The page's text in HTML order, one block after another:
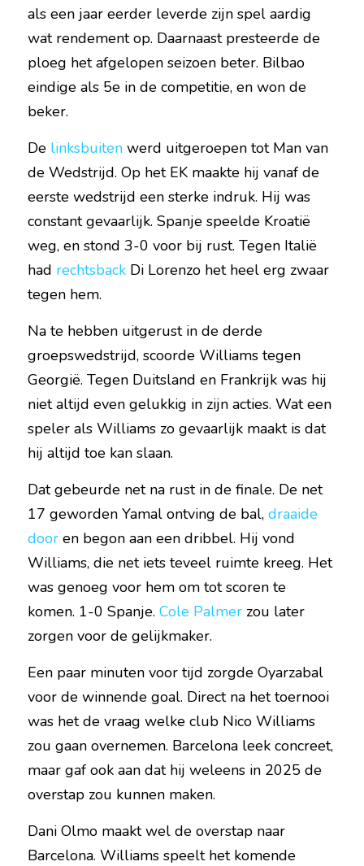
als een jaar eerder leverde zijn spel aardig
wat rendement op. Daarnaast presteerde de
ploeg het afgelopen seizoen beter. Bilbao
eindige als 5e in de competitie, en won de
beker.
De linksbuiten werd uitgeroepen tot Man van
de Wedstrijd. Op het EK maakte hij vanaf de
eerste wedstrijd een sterke indruk. Hij was
constant gevaarlijk. Spanje speelde Kroatië
weg, en stond 3-0 voor bij rust. Tegen Italië
had rechtsback Di Lorenzo het heel erg zwaar
tegen hem.
Na te hebben uitgerust in de derde
groepswedstrijd, scoorde Williams tegen
Georgië. Tegen Duitsland en Frankrijk was hij
niet altijd even gelukkig in zijn acties. Wat een
speler als Williams zo gevaarlijk maakt is dat
hij altijd toe kan slaan.
Dat gebeurde net na rust in de finale. De net
17 geworden Yamal ontving de bal, draaide
door en begon aan een dribbel. Hij vond
Williams, die net iets teveel ruimte kreeg. Het
was genoeg voor hem om tot scoren te
komen. 1-0 Spanje. Cole Palmer zou later
zorgen voor de gelijkmaker.
Een paar minuten voor tijd zorgde Oyarzabal
voor de winnende goal. Direct na het toernooi
was het de vraag welke club Nico Williams
zou gaan overnemen. Barcelona leek concreet,
maar gaf ook aan dat hij weleens in 2025 de
overstap zou kunnen maken.
Dani Olmo maakt wel de overstap naar
Barcelona. Williams speelt het komende